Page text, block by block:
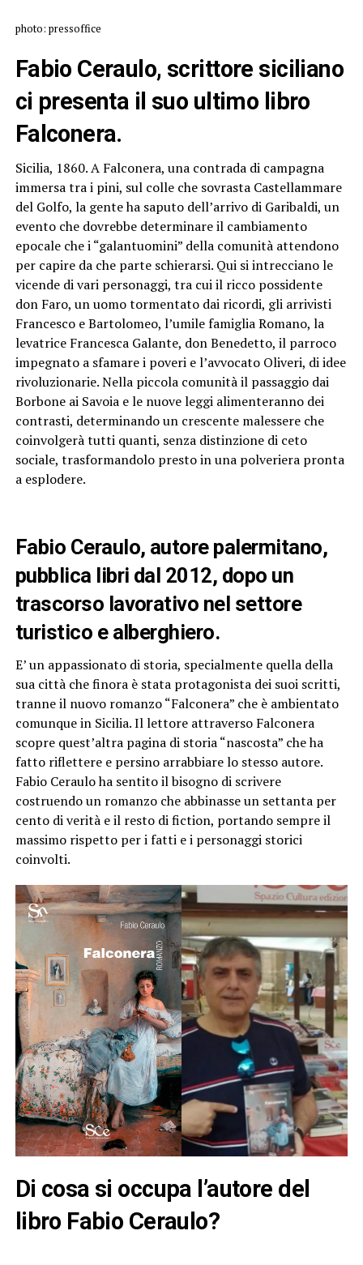
photo: pressoffice
Fabio Ceraulo, scrittore siciliano
ci presenta il suo ultimo libro
Falconera.
Sicilia, 1860. A Falconera, una contrada di campagna
immersa tra i pini, sul colle che sovrasta Castellammare
del Golfo, la gente ha saputo dell’arrivo di Garibaldi, un
evento che dovrebbe determinare il cambiamento
epocale che i “galantuomini” della comunità attendono
per capire da che parte schierarsi. Qui si intrecciano le
vicende di vari personaggi, tra cui il ricco possidente
don Faro, un uomo tormentato dai ricordi, gli arrivisti
Francesco e Bartolomeo, l’umile famiglia Romano, la
levatrice Francesca Galante, don Benedetto, il parroco
impegnato a sfamare i poveri e l’avvocato Oliveri, di idee
rivoluzionarie. Nella piccola comunità il passaggio dai
Borbone ai Savoia e le nuove leggi alimenteranno dei
contrasti, determinando un crescente malessere che
coinvolgerà tutti quanti, senza distinzione di ceto
sociale, trasformandolo presto in una polveriera pronta
a esplodere.
Fabio Ceraulo, autore palermitano,
pubblica libri dal 2012, dopo un
trascorso lavorativo nel settore
turistico e alberghiero.
E’ un appassionato di storia, specialmente quella della
sua città che finora è stata protagonista dei suoi scritti,
tranne il nuovo romanzo “Falconera” che è ambientato
comunque in Sicilia. Il lettore attraverso Falconera
scopre quest’altra pagina di storia “nascosta” che ha
fatto riflettere e persino arrabbiare lo stesso autore.
Fabio Ceraulo ha sentito il bisogno di scrivere
costruendo un romanzo che abbinasse un settanta per
cento di verità e il resto di fiction, portando sempre il
massimo rispetto per i fatti e i personaggi storici
coinvolti.
Di cosa si occupa l’autore del
libro Fabio Ceraulo?